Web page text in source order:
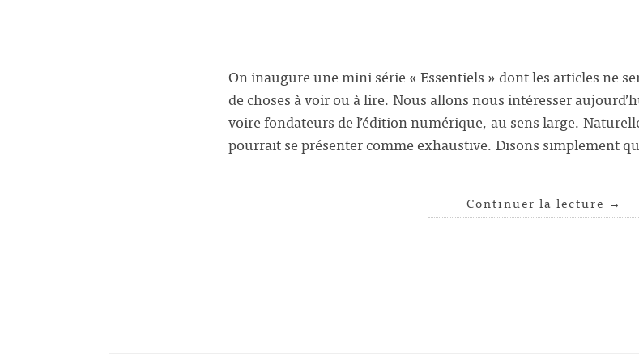
On inaugure une mini série « Essentiels » dont les articles ne
de choses à voir ou à lire. Nous allons nous intéresser
voire fondateurs de l’édition numérique, au sens large.
pourrait se présenter comme exhaustive. Disons simplement
Continuer la lecture →